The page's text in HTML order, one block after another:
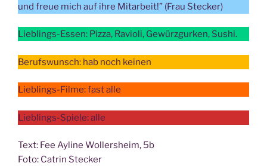
und freue mich auf ihre Mit­ar­beit!” (Frau Stecker)
Lieb­lings-Essen: Piz­za, Ravio­li, Gewürz­gur­ken, Sushi.
Berufs­wunsch: hab noch keinen
Lieb­lings-Fil­me: fast alle
Lieb­lings-Spie­le: alle
Text: Fee Ayline Wol­lers­heim, 5b
Foto: Catrin Stecker